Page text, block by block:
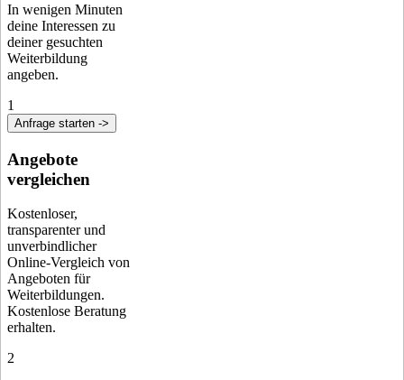
In wenigen Minuten
deine Interessen zu
deiner gesuchten
Weiterbildung
angeben.
1
Anfrage starten ->
Angebote
vergleichen
Kostenloser,
transparenter und
unverbindlicher
Online-Vergleich von
Angeboten für
Weiterbildungen.
Kostenlose Beratung
erhalten.
2